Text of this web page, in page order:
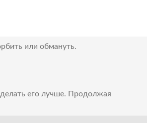
или обмануть.
его лучше. Продолжая